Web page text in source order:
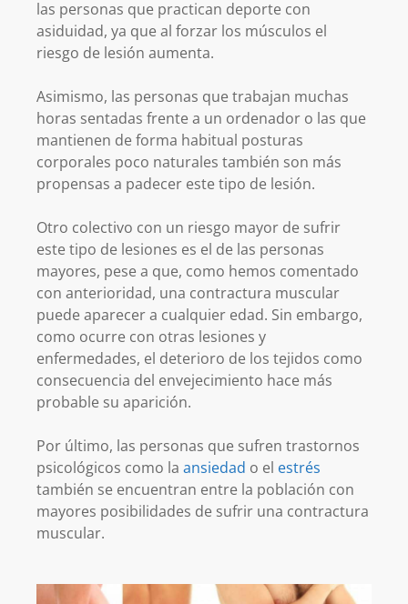
las personas que practican deporte con
asiduidad, ya que al forzar los músculos el
riesgo de lesión aumenta.
Asimismo, las personas que trabajan muchas
horas sentadas frente a un ordenador o las que
mantienen de forma habitual posturas
corporales poco naturales también son más
propensas a padecer este tipo de lesión.
Otro colectivo con un riesgo mayor de sufrir
este tipo de lesiones es el de las personas
mayores, pese a que, como hemos comentado
con anterioridad, una contractura muscular
puede aparecer a cualquier edad. Sin embargo,
como ocurre con otras lesiones y
enfermedades, el deterioro de los tejidos como
consecuencia del envejecimiento hace más
probable su aparición.
Por último, las personas que sufren trastornos
psicológicos como la ansiedad o el estrés
también se encuentran entre la población con
mayores posibilidades de sufrir una contractura
muscular.